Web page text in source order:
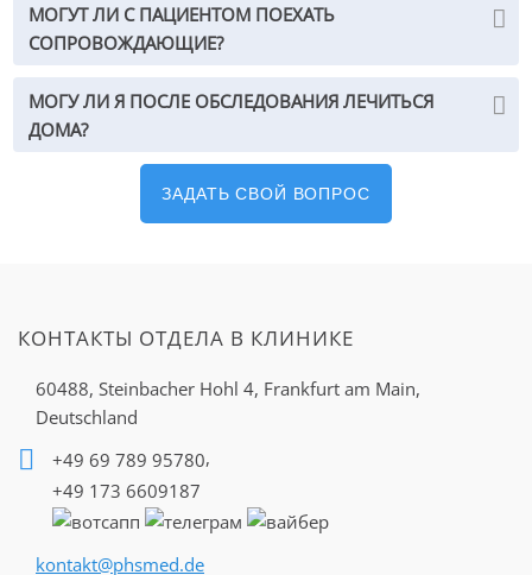
МОГУТ ЛИ С ПАЦИЕНТОМ ПОЕХАТЬ
СОПРОВОЖДАЮЩИЕ?
МОГУ ЛИ Я ПОСЛЕ ОБСЛЕДОВАНИЯ ЛЕЧИТЬСЯ
ДОМА?
ЗАДАТЬ СВОЙ ВОПРОС
КОНТАКТЫ ОТДЕЛА В КЛИНИКЕ
60488, Steinbacher Hohl 4, Frankfurt am Main,
Deutschland
+49 69 789 95780,
+49 173 6609187
kontakt@phsmed.de